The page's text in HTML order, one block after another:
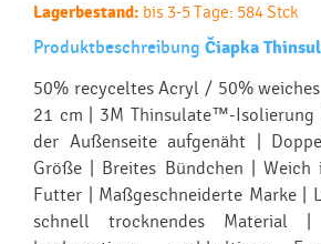
Lagerbestand: bis 3-5 Tage: 584 Stck
Produktbeschreibung Čiapka
50% recyceltes Acryl / 50%
21 cm | 3M Thinsulate™-
der Außenseite aufgenäht |
Größe | Breites Bündchen | Weich
Futter | Maßgeschneiderte Marke |
schnell trocknendes Material